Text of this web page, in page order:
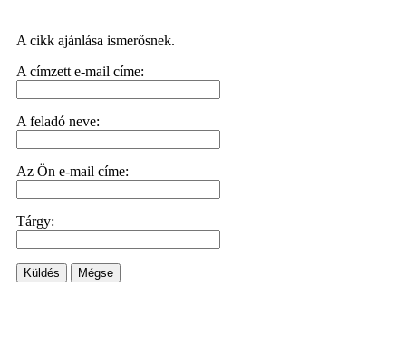
A cikk ajánlása ismerősnek.
A címzett e-mail címe:
A feladó neve:
Az Ön e-mail címe:
Tárgy:
Küldés Mégse